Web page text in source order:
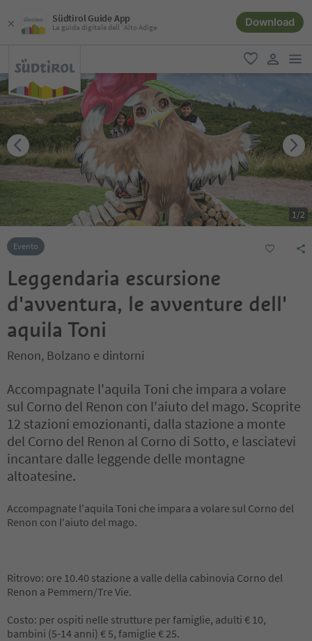
Südtirol Guide App
La guida digitale dell´Alto Adige Download
favoriti
user link
1/2
Evento
Leggendaria escursione
d'avventura, le avventure dell'
aquila Toni
Renon, Bolzano e dintorni
Accompagnate l'aquila Toni che impara a volare
sul Corno del Renon con l'aiuto del mago. Scoprite
12 stazioni emozionanti, dalla stazione a monte
del Corno del Renon al Corno di Sotto, e lasciatevi
incantare dalle leggende delle montagne
altoatesine.
Accompagnate l'aquila Toni che impara a volare sul Corno del
Renon con l'aiuto del mago.
Ritrovo: ore 10.40 stazione a valle della cabinovia Corno del
Renon a Pemmern/Tre Vie.
Costo: per ospiti nelle strutture per famiglie, adulti € 10,
bambini (5-14 anni) € 5, famiglie € 25.